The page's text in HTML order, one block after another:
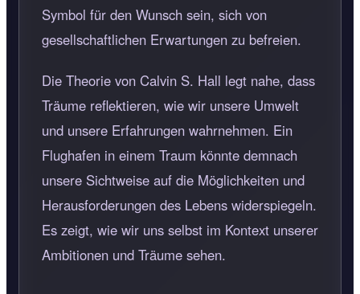
Symbol für den Wunsch sein, sich von
gesellschaftlichen Erwartungen zu befreien.
Die Theorie von Calvin S. Hall legt nahe, dass
Träume reflektieren, wie wir unsere Umwelt
und unsere Erfahrungen wahrnehmen. Ein
Flughafen in einem Traum könnte demnach
unsere Sichtweise auf die Möglichkeiten und
Herausforderungen des Lebens widerspiegeln.
Es zeigt, wie wir uns selbst im Kontext unserer
Ambitionen und Träume sehen.